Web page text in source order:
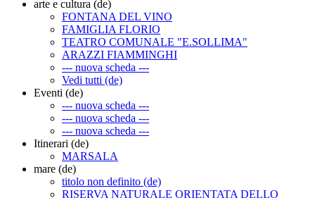
arte e cultura (de)
FONTANA DEL VINO
FAMIGLIA FLORIO
TEATRO COMUNALE "E.SOLLIMA"
ARAZZI FIAMMINGHI
--- nuova scheda ---
Vedi tutti (de)
Eventi (de)
--- nuova scheda ---
--- nuova scheda ---
--- nuova scheda ---
Itinerari (de)
MARSALA
mare (de)
titolo non definito (de)
RISERVA NATURALE ORIENTATA DELLO